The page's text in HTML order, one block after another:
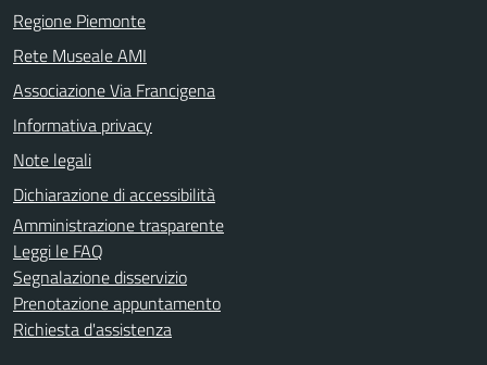
Regione Piemonte
Rete Museale AMI
Associazione Via Francigena
Informativa privacy
Note legali
Dichiarazione di accessibilità
Amministrazione trasparente
Leggi le FAQ
Segnalazione disservizio
Prenotazione appuntamento
Richiesta d'assistenza